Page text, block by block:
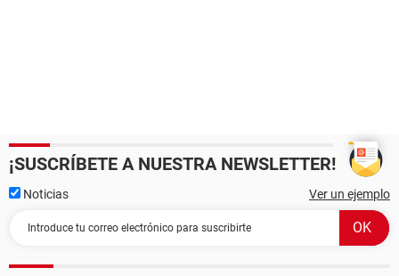
¡SUSCRÍBETE A NUESTRA NEWSLETTER!
Noticias Ver un ejemplo